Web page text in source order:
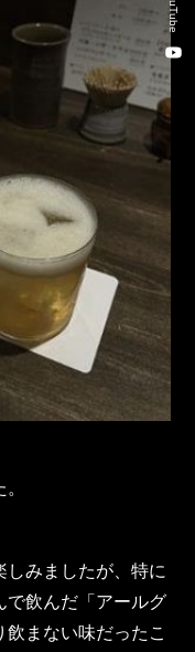
YouTube
みましたが、特に
で飲んだ「アールグ
まない味だったこ